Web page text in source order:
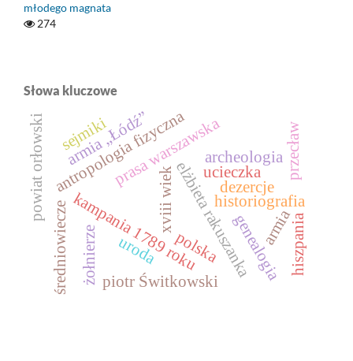
młodego magnata
274
Słowa kluczowe
elżbieta rakuszanka
uroda
historiografia
archeologia
antropologia fizyczna
kampania 1789 roku
piotr Świtkowski
prasa warszawska
xviii wiek
powiat orłowski
polska
średniowiecze
armia „Łódź” przecław
genealogia
dezercje
ucieczka
żołnierze armia
sejmiki
hiszpania